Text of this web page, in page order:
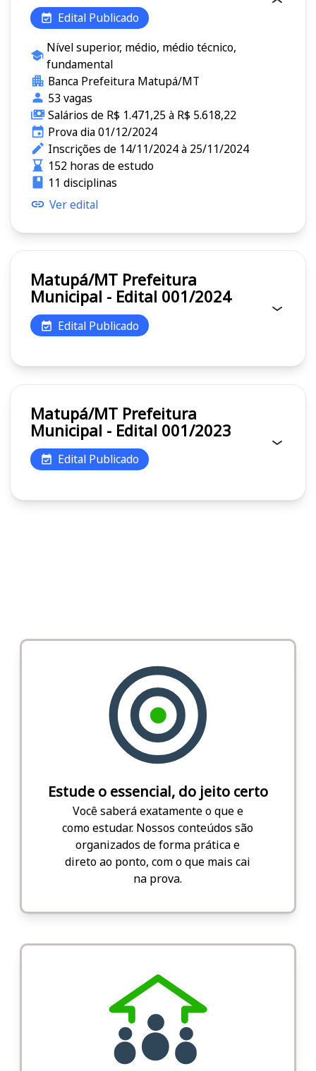
Edital Publicado
Nível superior, médio, médio técnico,
fundamental
Banca Prefeitura Matupá/MT
53 vagas
Salários de R$ 1.471,25 à R$ 5.618,22
Prova dia 01/12/2024
Inscrições de 14/11/2024 à 25/11/2024
152 horas de estudo
11 disciplinas
Ver edital
Matupá/MT Prefeitura
Municipal - Edital 001/2024
Edital Publicado
Matupá/MT Prefeitura
Municipal - Edital 001/2023
Edital Publicado
Estude o essencial, do jeito certo
Você saberá exatamente o que e
como estudar. Nossos conteúdos são
organizados de forma prática e
direto ao ponto, com o que mais cai
na prova.